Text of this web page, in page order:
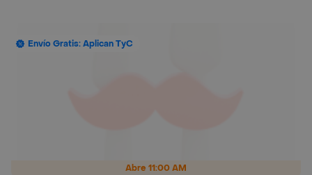
Abre 11:00 AM
Envío Gratis: Aplican TyC